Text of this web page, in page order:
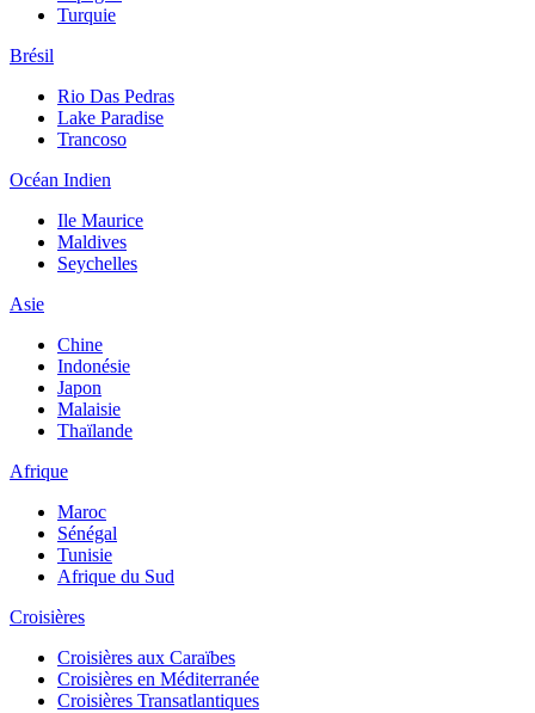
Turquie
Brésil
Rio Das Pedras
Lake Paradise
Trancoso
Océan Indien
Ile Maurice
Maldives
Seychelles
Asie
Chine
Indonésie
Japon
Malaisie
Thaïlande
Afrique
Maroc
Sénégal
Tunisie
Afrique du Sud
Croisières
Croisières aux Caraïbes
Croisières en Méditerranée
Croisières Transatlantiques